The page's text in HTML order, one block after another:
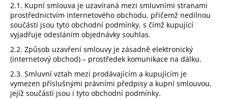
2.1. Kupní smlouva je uzavíraná mezi smluvními stranami
prostřednictvím internetového obchodu, přičemž nedílnou
součástí jsou tyto obchodní podmínky, s čímž kupující
vyjadřuje odesláním objednávky souhlas.
2.2. Způsob uzavření smlouvy je zásadně elektronický
(internetový obchod) – prostředek komunikace na dálku.
2.3. Smluvní vztah mezi prodávajícím a kupujícím je
vymezen příslušnými právními předpisy a kupní smlouvou,
jejíž součástí jsou i tyto obchodní podmínky.